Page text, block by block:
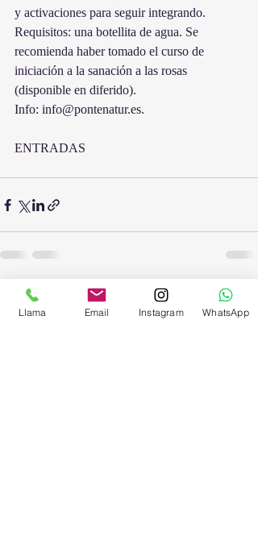
y activaciones para seguir integrando.
Requisitos: una botellita de agua. Se
recomienda haber tomado el curso de
iniciación a la sanación a las rosas
(disponible en diferido).
Info: info@pontenatur.es.
ENTRADAS
Entradas recientes Ver todo
Llama Email Instagram WhatsApp